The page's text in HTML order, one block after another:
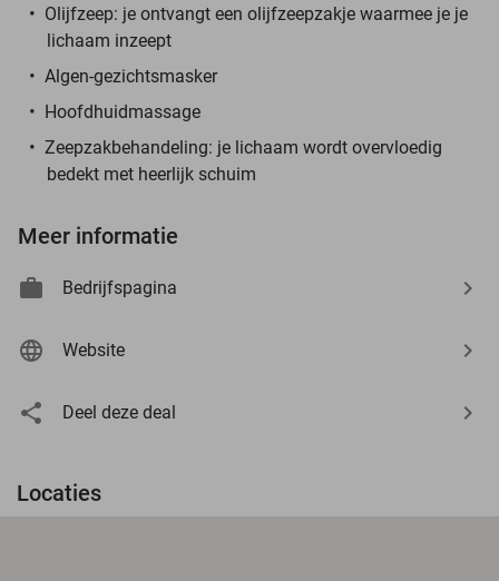
Olijfzeep: je ontvangt een olijfzeepzakje waarmee je je
lichaam inzeept
Algen-gezichtsmasker
Hoofdhuidmassage
Zeepzakbehandeling: je lichaam wordt overvloedig
bedekt met heerlijk schuim
Meer informatie
Bedrijfspagina
Website
Deel deze deal
Locaties